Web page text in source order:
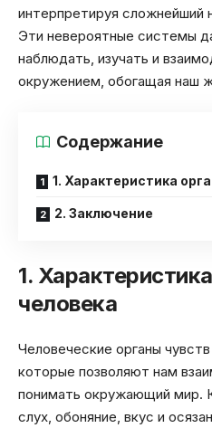
интерпретируя сложнейший
Эти невероятные системы
наблюдать, изучать и
окружением, обогащая наш
Содержание
1. Характеристика
2. Заключение
1.
человека
Человеческие органы
которые позволяют нам
понимать окружающий мир.
слух, обоняние, вкус и